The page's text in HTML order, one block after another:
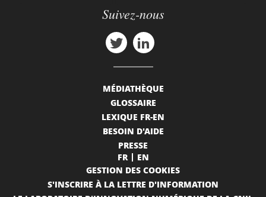
Suivez-nous
MÉDIATHÈQUE
GLOSSAIRE
LEXIQUE FR-EN
BESOIN D'AIDE
PRESSE
FR
EN
GESTION DES COOKIES
S'INSCRIRE À LA LETTRE D'INFORMATION